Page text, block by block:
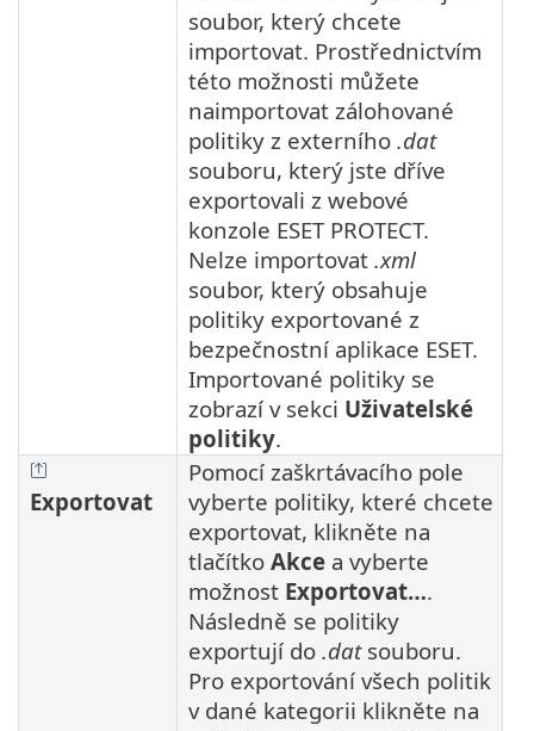
soubor, který chcete
importovat. Prostřednictvím
této možnosti můžete
naimportovat zálohované
politiky z externího .dat
souboru, který jste dříve
exportovali z webové
konzole ESET PROTECT.
Nelze importovat .xml
soubor, který obsahuje
politiky exportované z
bezpečnostní aplikace ESET.
Importované politiky se
zobrazí v sekci Uživatelské
politiky.
Exportovat
Pomocí zaškrtávacího pole
vyberte politiky, které chcete
exportovat, klikněte na
tlačítko Akce a vyberte
možnost Exportovat….
Následně se politiky
exportují do .datsouboru.
Pro exportování všech politik
v dané kategorii klikněte na